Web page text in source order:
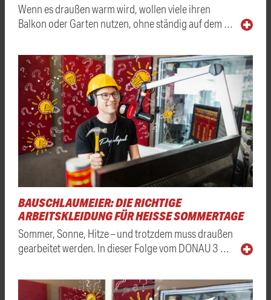
Wenn es draußen warm wird, wollen viele ihren
Balkon oder Garten nutzen, ohne ständig auf dem …
BAUSCHLAUMEIER: DIE RICHTIGE
ARBEITSKLEIDUNG FÜR HEISSE SOMMERTAGE
Sommer, Sonne, Hitze – und trotzdem muss draußen
gearbeitet werden. In dieser Folge vom DONAU 3 …